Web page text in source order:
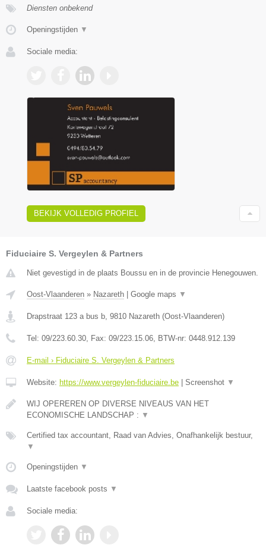
Diensten onbekend
Openingstijden ▼
Sociale media:
BEKIJK VOLLEDIG PROFIEL
Fiduciaire S. Vergeylen & Partners
Niet gevestigd in de plaats Boussu en in de provincie Henegouwen.
Oost-Vlaanderen » Nazareth | Google maps ▼
Drapstraat 123 a bus b 9810 Nazareth (Oost-Vlaanderen)
Tel: 09/223.60.30 , Fax: 09/223.15.06 , BTW-nr: 0448.912.139
E-mail › Fiduciaire S. Vergeylen & Partners
Website: https://www.vergeylen-fiduciaire.be | Screenshot ▼
WIJ OPEREREN OP DIVERSE NIVEAUS VAN HET
ECONOMISCHE LANDSCHAP : ▼
Certified tax accountant, Raad van Advies, Onafhankelijk bestuur,
▼
Openingstijden ▼
Laatste facebook posts ▼
Sociale media: